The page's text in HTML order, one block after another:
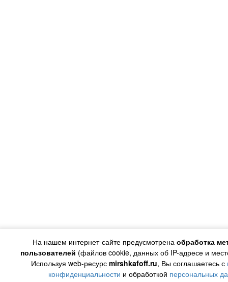
На нашем интернет-сайте предусмотрена обработка
пользователей (файлов cookie, данных об IP-адресе и
Используя web-ресурс mirshkafoff.ru, Вы соглашаетесь с
конфиденциальности и обработкой персональных